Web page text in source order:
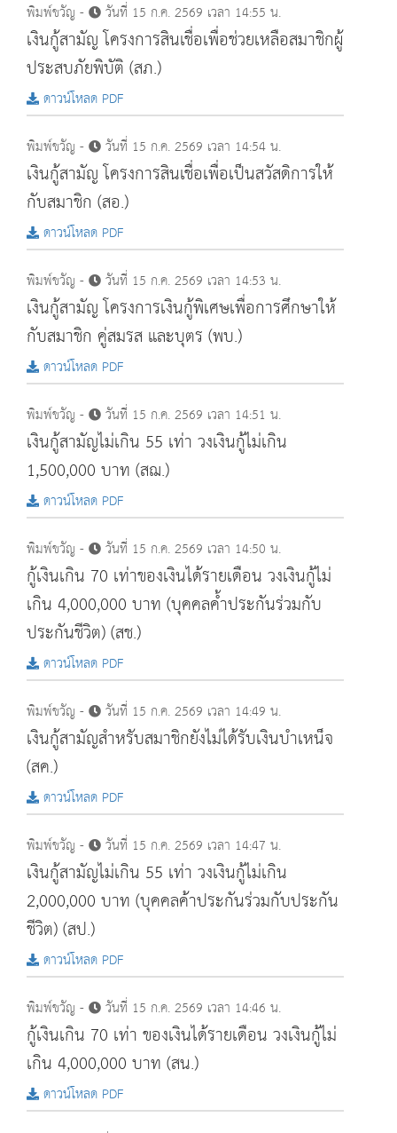
พิมพ์ขวัญ -
วันที่ 15 ก.ค. 2569 เวลา 14:55 น.
เงินกู้สามัญ โครงการสินเชื่อเพื่อช่วยเหลือสมาชิกผู้
ประสบภัยพิบัติ (สภ.)
ดาวน์โหลด PDF
พิมพ์ขวัญ -
วันที่ 15 ก.ค. 2569 เวลา 14:54 น.
เงินกู้สามัญ โครงการสินเชื่อเพื่อเป็นสวัสดิการให้
กับสมาชิก (สอ.)
ดาวน์โหลด PDF
พิมพ์ขวัญ -
วันที่ 15 ก.ค. 2569 เวลา 14:53 น.
เงินกู้สามัญ โครงการเงินกู้พิเศษเพื่อการศึกษาให้
กับสมาชิก คู่สมรส และบุตร (พบ.)
ดาวน์โหลด PDF
พิมพ์ขวัญ -
วันที่ 15 ก.ค. 2569 เวลา 14:51 น.
เงินกู้สามัญไม่เกิน 55 เท่า วงเงินกู้ไม่เกิน
1,500,000 บาท (สฌ.)
ดาวน์โหลด PDF
พิมพ์ขวัญ -
วันที่ 15 ก.ค. 2569 เวลา 14:50 น.
กู้เงินเกิน 70 เท่าของเงินได้รายเดือน วงเงินกู้ไม่
เกิน 4,000,000 บาท (บุคคลค้ำประกันร่วมกับ
ประกันชีวิต) (สช.)
ดาวน์โหลด PDF
พิมพ์ขวัญ -
วันที่ 15 ก.ค. 2569 เวลา 14:49 น.
เงินกู้สามัญสำหรับสมาชิกยังไม่ได้รับเงินบำเหน็จ
(สค.)
ดาวน์โหลด PDF
พิมพ์ขวัญ -
วันที่ 15 ก.ค. 2569 เวลา 14:47 น.
เงินกู้สามัญไม่เกิน 55 เท่า วงเงินกู้ไม่เกิน
2,000,000 บาท (บุคคลค้าประกันร่วมกับประกัน
ชีวิต) (สป.)
ดาวน์โหลด PDF
พิมพ์ขวัญ -
วันที่ 15 ก.ค. 2569 เวลา 14:46 น.
กู้เงินเกิน 70 เท่า ของเงินได้รายเดือน วงเงินกู้ไม่
เกิน 4,000,000 บาท (สน.)
ดาวน์โหลด PDF